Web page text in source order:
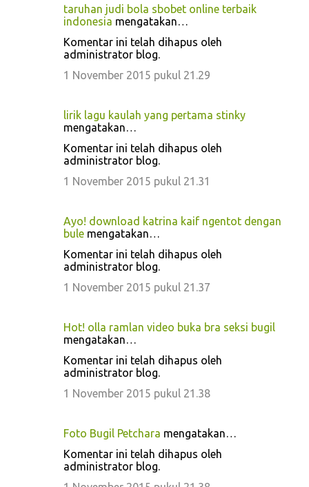
taruhan judi bola sbobet online terbaik
indonesia mengatakan…
Komentar ini telah dihapus oleh
administrator blog.
1 November 2015 pukul 21.29
lirik lagu kaulah yang pertama stinky
mengatakan…
Komentar ini telah dihapus oleh
administrator blog.
1 November 2015 pukul 21.31
Ayo! download katrina kaif ngentot dengan
bule mengatakan…
Komentar ini telah dihapus oleh
administrator blog.
1 November 2015 pukul 21.37
Hot! olla ramlan video buka bra seksi bugil
mengatakan…
Komentar ini telah dihapus oleh
administrator blog.
1 November 2015 pukul 21.38
Foto Bugil Petchara mengatakan…
Komentar ini telah dihapus oleh
administrator blog.